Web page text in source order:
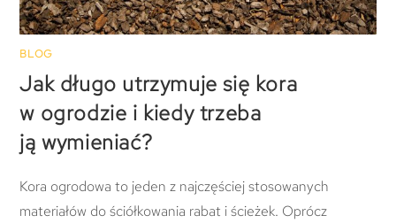
BLOG
Jak długo utrzymuje się kora
w ogrodzie i kiedy trzeba
ją wymieniać?
Kora ogrodowa to jeden z najczęściej stosowanych
materiałów do ściółkowania rabat i ścieżek. Oprócz